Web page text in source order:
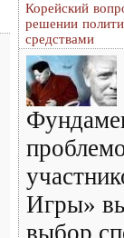
Корейский
решении
средствами
Игры»
выбор